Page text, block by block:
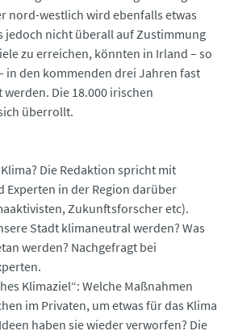
nord-westlich wird ebenfalls etwas
jedoch nicht überall auf Zustimmung
zu erreichen, könnten in Irland – so
in den kommenden drei Jahren fast
werden. Die 18.000 irischen
überrollt.
Die Redaktion spricht mit
Experten in der Region darüber
Zukunftsforscher etc).
Stadt klimaneutral werden? Was
werden? Nachgefragt bei
Klimaziel“: Welche Maßnahmen
im Privaten, um etwas für das Klima
haben sie wieder verworfen? Die